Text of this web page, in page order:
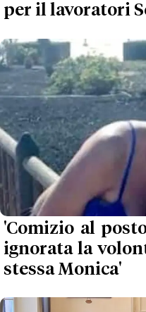
per il lavoratori
'Comizio al
ignorata la
stessa Monica'